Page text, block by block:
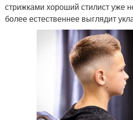
стрижками хороший стилист уже
более естественнее выглядит